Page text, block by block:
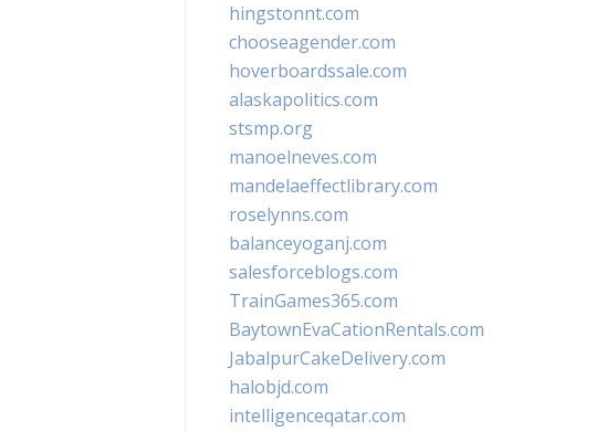
hingstonnt.com
chooseagender.com
hoverboardssale.com
alaskapolitics.com
stsmp.org
manoelneves.com
mandelaeffectlibrary.com
roselynns.com
balanceyoganj.com
salesforceblogs.com
TrainGames365.com
BaytownEvaCationRentals.com
JabalpurCakeDelivery.com
halobjd.com
intelligenceqatar.com